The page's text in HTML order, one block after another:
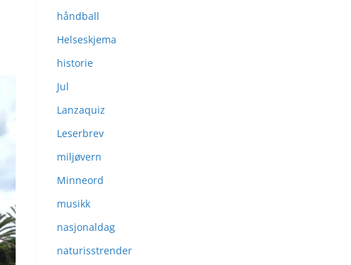
håndball
Helseskjema
historie
Jul
Lanzaquiz
Leserbrev
miljøvern
Minneord
musikk
nasjonaldag
naturisstrender